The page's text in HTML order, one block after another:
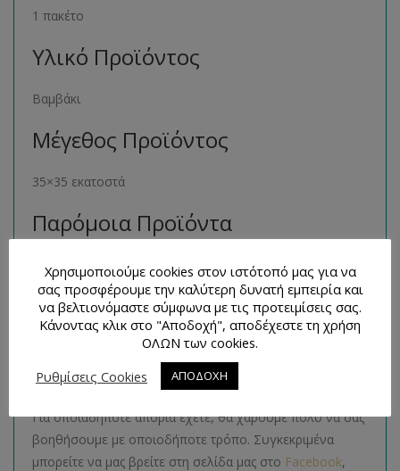
1 πακέτο
Υλικό Προϊόντος
Βαμβάκι
Μέγεθος Προϊόντος
35×35 εκατοστά
Παρόμοια Προϊόντα
Μπορείτε να βρείτε πολλά παρόμοια προϊόντα της ίδιας
κατηγορίας στο ηλεκτρονικό μας κατάστημα
ακολουθώντας τον σύνδεσμο εδώ.
Τρόποι Επικοινωνίας και
Απορίες
Για οποιαδήποτε απορία έχετε, θα χαρούμε πολύ να σας
βοηθήσουμε με οποιοδήποτε τρόπο. Συγκεκριμένα
μπορείτε να μας βρείτε στη σελίδα μας στο Facebook,
Χρησιμοποιούμε cookies στον ιστότοπό μας για να
σας προσφέρουμε την καλύτερη δυνατή εμπειρία και
να βελτιονόμαστε σύμφωνα με τις προτειμίσεις σας.
Κάνοντας κλικ στο "Αποδοχή", αποδέχεστε τη χρήση
ΟΛΩΝ των cookies.
Ρυθμίσεις Cookies
ΑΠΟΔΟΧΗ